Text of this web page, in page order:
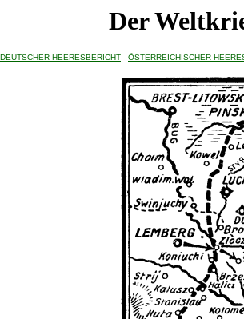
Der
DEUTSCHER HEERESBERICHT - ÖSTERREICHISCHER